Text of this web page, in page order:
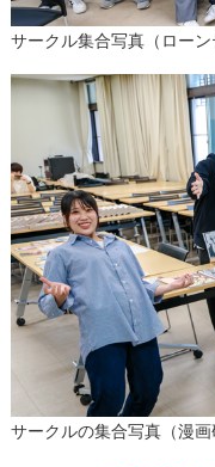
サークル集合写真（ローン
サークルの集合写真（漫画